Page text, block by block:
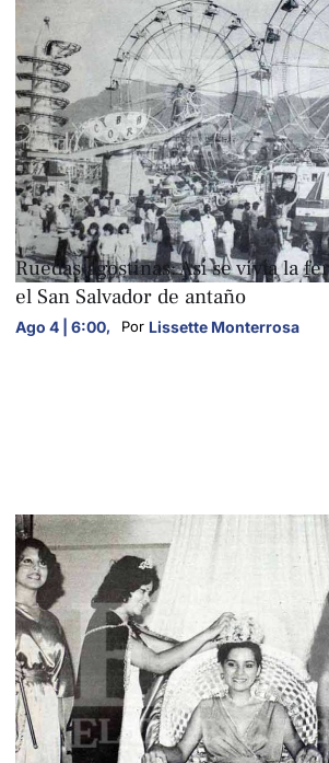
FOTOGALERÍAS
Ruedas agostinas: Así se vivía la
el San Salvador de antaño
Ago 4 | 6:00, Por Lissette Monterrosa